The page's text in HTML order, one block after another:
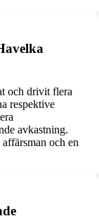
och drivit flera
respektive
avkastning.
och en